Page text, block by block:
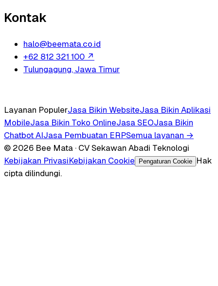
Kontak
halo@beemata.co.id
+62 812 321 100 ↗
Tulungagung, Jawa Timur
Layanan PopulerJasa Bikin WebsiteJasa Bikin Aplikasi
MobileJasa Bikin Toko OnlineJasa SEOJasa Bikin
Chatbot AIJasa Pembuatan ERPSemua layanan →
© 2026 Bee Mata · CV Sekawan Abadi Teknologi
Kebijakan PrivasiKebijakan Cookie Pengaturan Cookie
Hak
cipta dilindungi.